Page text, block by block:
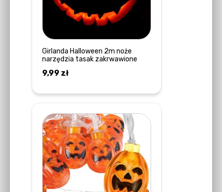
Girlanda Halloween 2m noże
narzędzia tasak zakrwawione
9,99 zł